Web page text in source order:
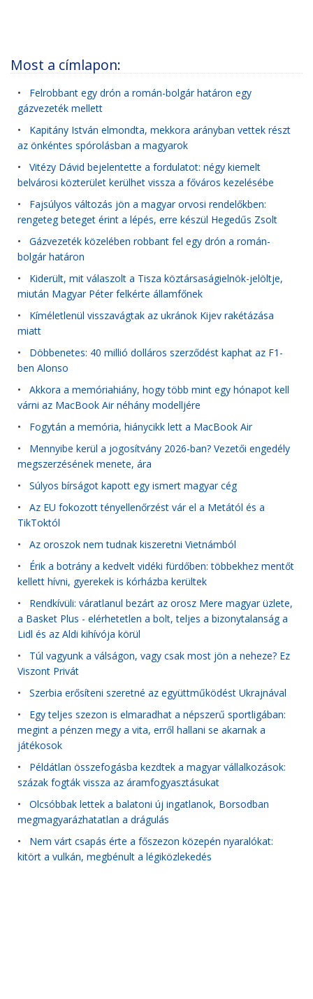
Most a címlapon:
• Felrobbant egy drón a román-bolgár határon egy
gázvezeték mellett
• Kapitány István elmondta, mekkora arányban vettek részt
az önkéntes spórolásban a magyarok
• Vitézy Dávid bejelentette a fordulatot: négy kiemelt
belvárosi közterület kerülhet vissza a főváros kezelésébe
• Fajsúlyos változás jön a magyar orvosi rendelőkben:
rengeteg beteget érint a lépés, erre készül Hegedűs Zsolt
• Gázvezeték közelében robbant fel egy drón a román-
bolgár határon
• Kiderült, mit válaszolt a Tisza köztársaságielnök-jelöltje,
miután Magyar Péter felkérte államfőnek
• Kíméletlenül visszavágtak az ukránok Kijev rakétázása
miatt
• Döbbenetes: 40 millió dolláros szerződést kaphat az F1-
ben Alonso
• Akkora a memóriahiány, hogy több mint egy hónapot kell
várni az MacBook Air néhány modelljére
• Fogytán a memória, hiánycikk lett a MacBook Air
• Mennyibe kerül a jogosítvány 2026-ban? Vezetői engedély
megszerzésének menete, ára
• Súlyos bírságot kapott egy ismert magyar cég
• Az EU fokozott tényellenőrzést vár el a Metától és a
TikToktól
• Az oroszok nem tudnak kiszeretni Vietnámból
• Érik a botrány a kedvelt vidéki fürdőben: többekhez mentőt
kellett hívni, gyerekek is kórházba kerültek
• Rendkívüli: váratlanul bezárt az orosz Mere magyar üzlete,
a Basket Plus - elérhetetlen a bolt, teljes a bizonytalanság a
Lidl és az Aldi kihívója körül
• Túl vagyunk a válságon, vagy csak most jön a neheze? Ez
Viszont Privát
• Szerbia erősíteni szeretné az együttműködést Ukrajnával
• Egy teljes szezon is elmaradhat a népszerű sportligában:
megint a pénzen megy a vita, erről hallani se akarnak a
játékosok
• Példátlan összefogásba kezdtek a magyar vállalkozások:
százak fogták vissza az áramfogyasztásukat
• Olcsóbbak lettek a balatoni új ingatlanok, Borsodban
megmagyarázhatatlan a drágulás
• Nem várt csapás érte a főszezon közepén nyaralókat:
kitört a vulkán, megbénult a légiközlekedés